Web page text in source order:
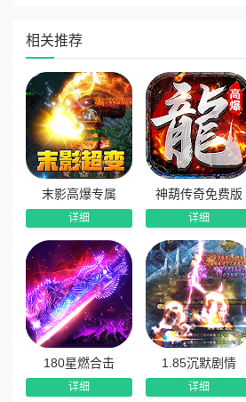
取、自动回收、自动巡航‌四大核心功能
值，直接拉满战斗效率。
自动巡航‌智能寻路，挂机刷怪不迷
刀刀切割‌配合高攻速，小怪秒杀，
自动回收+拾取‌，资源不漏一滴，
多重奖励体系，天天上线都有赚
游戏打造“‌七维福利系统‌”，让每一
在线奖励‌：每日在线领取‌大量加星
松；
等级奖励‌：升到指定等级送‌绑定灵
步提升；
杀怪奖励‌：击杀怪物掉落‌幸运水晶‌
相关推荐
末影高爆专属
详细
神葫传奇免费版
详细
180星燃合击
详细
1.85沉默剧情
详细